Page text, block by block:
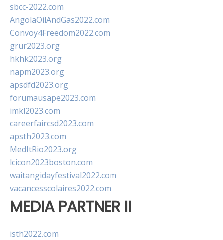
sbcc-2022.com
AngolaOilAndGas2022.com
Convoy4Freedom2022.com
grur2023.org
hkhk2023.org
napm2023.org
apsdfd2023.org
forumausape2023.com
imkl2023.com
careerfaircsd2023.com
apsth2023.com
MedItRio2023.org
lcicon2023boston.com
waitangidayfestival2022.com
vacancesscolaires2022.com
MEDIA PARTNER II
isth2022.com